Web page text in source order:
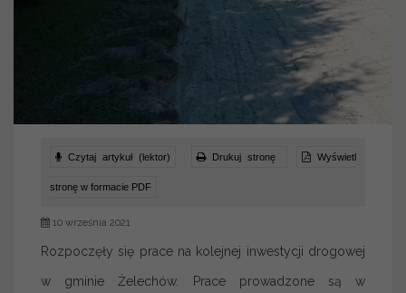
Czytaj artykuł (lektor) Drukuj stronę Wyświetl
stronę w formacie PDF
10 września 2021
Rozpoczęły się prace na kolejnej inwestycji drogowej
w gminie Żelechów. Prace prowadzone są w